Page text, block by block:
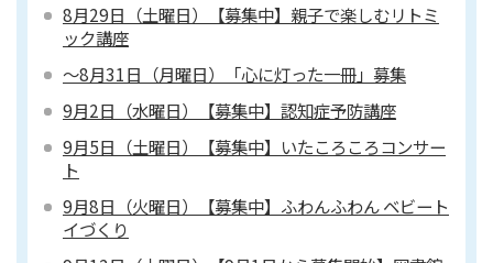
8月29日（土曜日）【募集中】親子で楽しむリトミ
ック講座
～8月31日（月曜日）「心に灯った一冊」募集
9月2日（水曜日）【募集中】認知症予防講座
9月5日（土曜日）【募集中】いたころころコンサー
ト
9月8日（火曜日）【募集中】ふわんふわん ベビート
イづくり